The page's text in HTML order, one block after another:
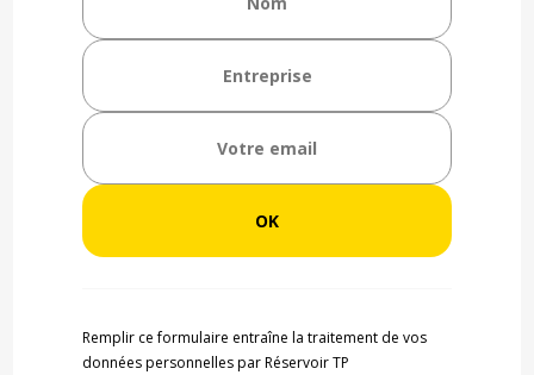
Remplir ce formulaire entraîne la traitement de vos
données personnelles par Réservoir TP